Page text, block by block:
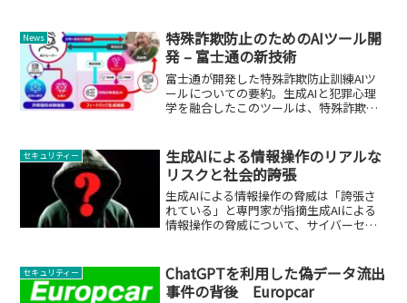
News
特殊詐欺防止のためのAIツール開
発 – 富士通の新技術
富士通が開発した特殊詐欺防止訓練AIツ
ールについての要約。生成AIと犯罪心理
学を融合したこのツールは、特殊詐欺の
セキュリティー
生成AIによる情報操作のリアルな
リスクと社会的誇張
生成AIによる情報操作の脅威は「誇張さ
れている」と専門家が指摘生成AIによる
情報操作の脅威について、サイバーセキ
性について、社会が懸念するほどではな
いとの見解を示してい...
セキュリティー
ChatGPTを利用した偽データ流出
事件の背後 Europcar